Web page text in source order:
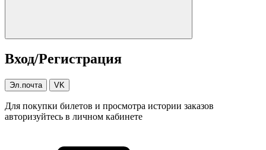
Вход/Регистрация
Эл.почта VK
Для покупки билетов и просмотра истории заказов
авторизуйтесь в личном кабинете